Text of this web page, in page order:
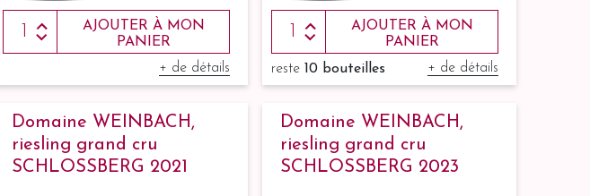
AJOUTER À MON
PANIER
+ de détails
AJOUTER À MON
PANIER
reste 10 bouteilles + de détails
Domaine WEINBACH,
riesling grand cru
SCHLOSSBERG 2021
Domaine WEINBACH,
riesling grand cru
SCHLOSSBERG 2023